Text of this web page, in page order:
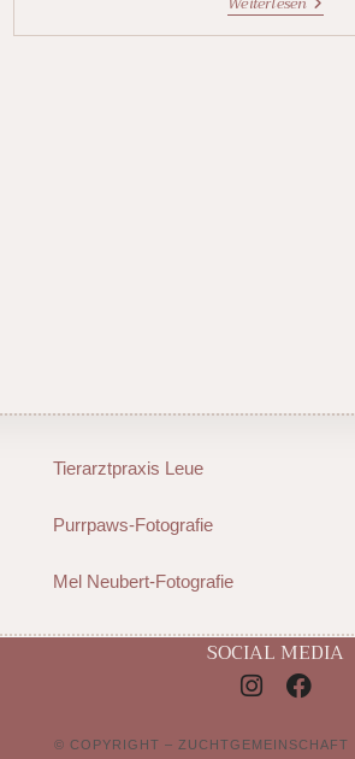
Tierarztpraxis Leue
Purrpaws-Fotografie
Mel Neubert-Fotografie
SOCIAL MEDIA
© COPYRIGHT – ZUCHTGEMEINSCHAFT